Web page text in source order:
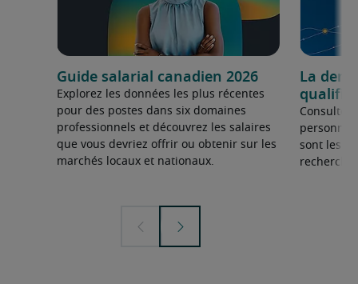
Guide salarial canadien 2026
Explorez les données les plus récentes
pour des postes dans six domaines
professionnels et découvrez les salaires
que vous devriez offrir ou obtenir sur les
marchés locaux et nationaux.
La
qualifié
Consultez
personnel
sont les